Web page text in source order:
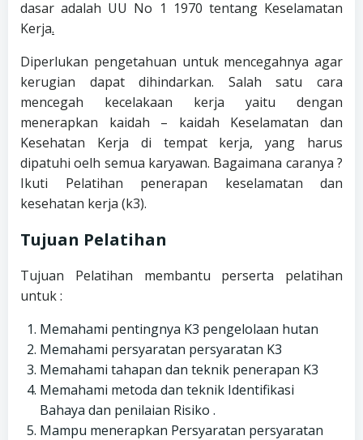
dasar adalah UU No 1 1970 tentang Keselamatan
Kerja.
Diperlukan pengetahuan untuk mencegahnya agar
kerugian dapat dihindarkan. Salah satu cara
mencegah kecelakaan kerja yaitu dengan
menerapkan kaidah – kaidah Keselamatan dan
Kesehatan Kerja di tempat kerja, yang harus
dipatuhi oelh semua karyawan. Bagaimana caranya ?
Ikuti Pelatihan penerapan keselamatan dan
kesehatan kerja (k3).
Tujuan Pelatihan
Tujuan Pelatihan membantu perserta pelatihan
untuk :
Memahami pentingnya K3 pengelolaan hutan
Memahami persyaratan persyaratan K3
Memahami tahapan dan teknik penerapan K3
Memahami metoda dan teknik Identifikasi
Bahaya dan penilaian Risiko .
Mampu menerapkan Persyaratan persyaratan